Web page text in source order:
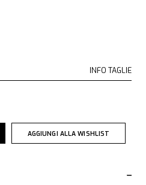
INFO TAGLIE
AGGIUNGI ALLA WISHLIST